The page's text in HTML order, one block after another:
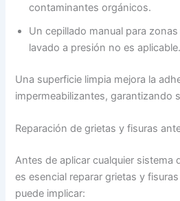
contaminantes orgánicos.
Un cepillado manual para
lavado a presión no es aplicable.
Una superficie limpia mejora la
impermeabilizantes, garantizando
Reparación de grietas y fisuras
Antes de aplicar cualquier sistema
es esencial reparar grietas y
puede implicar: